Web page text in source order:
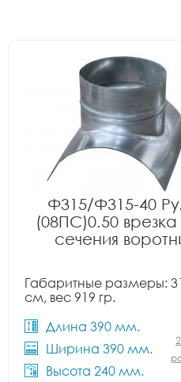
Ф315/Ф315-40
(08ПС)0.50 врезка
сечения
Габаритные размеры:
см, вес 919 гр.
Длина 390 мм.
Ширина 390 мм.
Высота 240 мм.